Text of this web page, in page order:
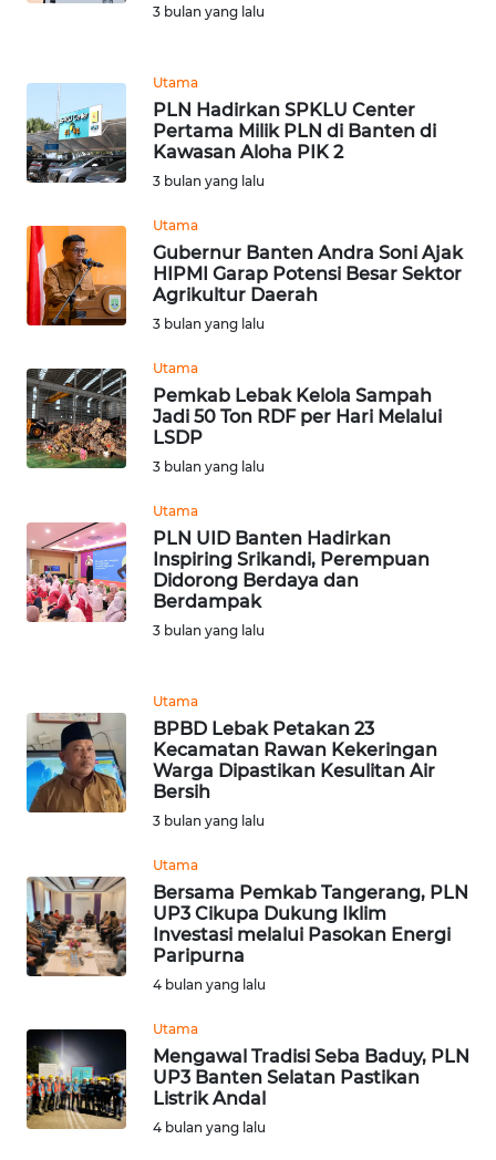
3 bulan yang lalu
Utama
PLN Hadirkan SPKLU Center
Pertama Milik PLN di Banten di
Kawasan Aloha PIK 2
3 bulan yang lalu
Utama
Gubernur Banten Andra Soni Ajak
HIPMI Garap Potensi Besar Sektor
Agrikultur Daerah
3 bulan yang lalu
Utama
Pemkab Lebak Kelola Sampah
Jadi 50 Ton RDF per Hari Melalui
LSDP
3 bulan yang lalu
Utama
PLN UID Banten Hadirkan
Inspiring Srikandi, Perempuan
Didorong Berdaya dan
Berdampak
3 bulan yang lalu
Utama
BPBD Lebak Petakan 23
Kecamatan Rawan Kekeringan
Warga Dipastikan Kesulitan Air
Bersih
3 bulan yang lalu
Utama
Bersama Pemkab Tangerang, PLN
UP3 Cikupa Dukung Iklim
Investasi melalui Pasokan Energi
Paripurna
4 bulan yang lalu
Utama
Mengawal Tradisi Seba Baduy, PLN
UP3 Banten Selatan Pastikan
Listrik Andal
4 bulan yang lalu
WN
LIKUPANG
LABUANBAJO
WN
BORNEO
Wahana
Media
Group
WAHANA
WAHANA
TANI
WAHANA
WAHANA
INFRASTRUKTUR
WAHANA
KONSUMEN
WAHANA
LISTRIK
WAHANA
TRAVEL
WAHANA
TV
WAHANANEWS